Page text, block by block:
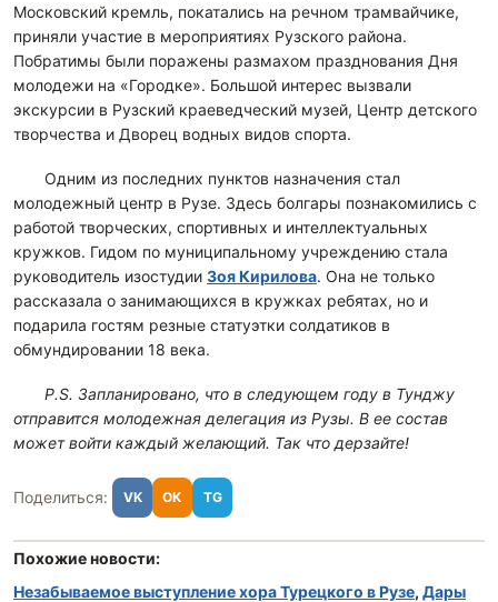
Московский кремль, покатались на речном трамвайчике,
приняли участие в мероприятиях Рузского района.
Побратимы были поражены размахом празднования Дня
молодежи на «Городке». Большой интерес вызвали
экскурсии в Рузский краеведческий музей, Центр детского
творчества и Дворец водных видов спорта.
Одним из последних пунктов назначения стал
молодежный центр в Рузе. Здесь болгары познакомились с
работой творческих, спортивных и интеллектуальных
кружков. Гидом по муниципальному учреждению стала
руководитель изостудии Зоя Кирилова. Она не только
рассказала о занимающихся в кружках ребятах, но и
подарила гостям резные статуэтки солдатиков в
обмундировании 18 века.
P.S. Запланировано, что в следующем году в Тунджу
отправится молодежная делегация из Рузы. В ее состав
может войти каждый желающий. Так что дерзайте!
Поделиться: VK ОК TG
Похожие новости:
Незабываемое выступление хора Турецкого в Рузе, Дары